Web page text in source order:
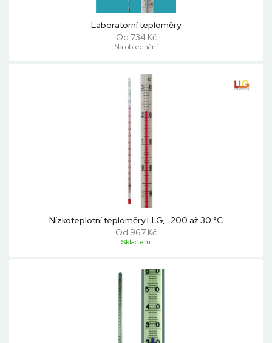
Laboratorní teploměry
Od 734 Kč
Na objednání
Nízkoteplotní teploměry LLG, -200 až 30 °C
Od 967 Kč
Skladem